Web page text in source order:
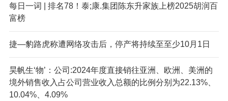
每日一词 | 排名78！泰;康.集团陈东升家族上榜2025胡润百
富榜
捷—豹路虎称遭网络攻击后，停产将持续至至少10月1日
昊帆生‘物’：公司:2024年度直接销往亚洲、欧洲、美洲的
境外销售收入占公司营业收入总额的比例分别为22.13%、
10.04%、4.09%